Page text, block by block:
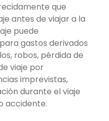
que
antes de viajar a la
puede
gastos derivados
robos, pérdida de
viaje por
imprevistas,
durante el viaje
accidente.